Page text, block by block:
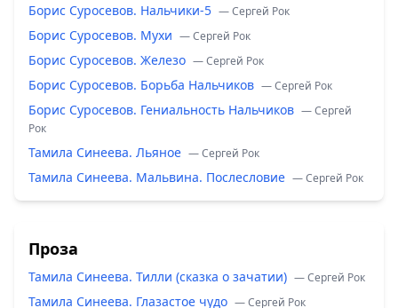
Борис Суросевов. Нальчики-5 — Сергей Рок
Борис Суросевов. Мухи — Сергей Рок
Борис Суросевов. Железо — Сергей Рок
Борис Суросевов. Борьба Нальчиков — Сергей Рок
Борис Суросевов. Гениальность Нальчиков — Сергей
Рок
Тамила Синеева. Льяное — Сергей Рок
Тамила Синеева. Мальвина. Послесловие — Сергей Рок
Проза
Тамила Синеева. Тилли (сказка о зачатии) — Сергей Рок
Тамила Синеева. Глазастое чудо — Сергей Рок